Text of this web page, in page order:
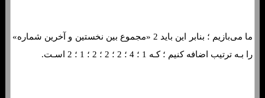
ما می‌بازیم ؛ بنابر این باید 2 «مجموع بین نخستین و آخرین شماره»
را بـه ترتیب اضافه کنیم ؛ کـه 1 ؛ 4 ؛ 2 ؛ 2 ؛ 2 ؛ 1 ؛ 2 اسـت.